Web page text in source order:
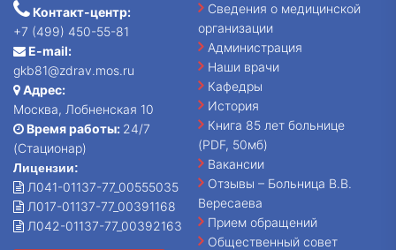
Контакт-центр:
+7 (499) 450-55-81
E-mail:
gkb81@zdrav.mos.ru
Адрес:
Москва, Лобненская 10
Время работы: 24/7
(Стационар)
Лицензии:
Л041-01137-77_00555035
Л017-01137-77_00391168
Л042-01137-77_00392163
Сведения о медицинской
организации
Администрация
Наши врачи
Кафедры
История
Книга 85 лет больнице
(PDF, 50мб)
Вакансии
Отзывы – Больница В.В.
Вересаева
Прием обращений
Общественный совет